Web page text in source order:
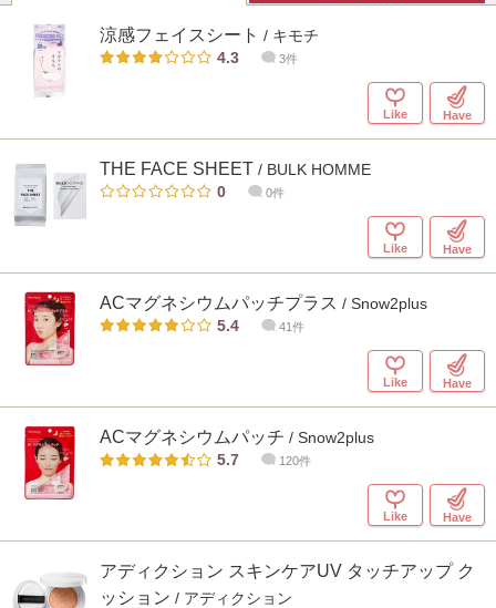
涼感フェイスシート / キモチ
4.3
3件
Like Have
THE FACE SHEET / BULK HOMME
0
0件
Like Have
ACマグネシウムパッチプラス / Snow2plus
5.4
41件
Like Have
ACマグネシウムパッチ / Snow2plus
5.7
120件
Like Have
アディクション スキンケアUV タッチアップ ク
ッション / アディクション